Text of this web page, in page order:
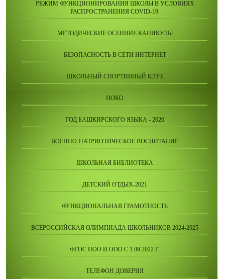
РЕЖИМ ФУНКЦИОНИРОВАНИЯ ШКОЛЫ В УСЛОВИЯХ
РАСПРОСТРАНЕНИЯ COVID-19.
МЕТОДИЧЕСКИЕ ОСЕННИЕ КАНИКУЛЫ
БЕЗОПАСНОСТЬ В СЕТИ ИНТЕРНЕТ
ШКОЛЬНЫЙ СПОРТИВНЫЙ КЛУБ
НОКО
ГОД БАШКИРСКОГО ЯЗЫКА - 2020
ВОЕННО-ПАТРИОТИЧЕСКОЕ ВОСПИТАНИЕ
ШКОЛЬНАЯ БИБЛИОТЕКА
ДЕТСКИЙ ОТДЫХ-2021
ФУНКЦИОНАЛЬНАЯ ГРАМОТНОСТЬ
ВСЕРОССИЙСКАЯ ОЛИМПИАДА ШКОЛЬНИКОВ 2024-2025
ФГОС НОО И ООО С 1.09.2022 Г.
ТЕЛЕФОН ДОВЕРИЯ